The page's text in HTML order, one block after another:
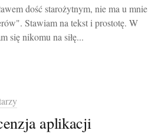
dość starożytnym, nie ma u mnie
Stawiam na tekst i prostotę. W
się nikomu na siłę...
aplikacji